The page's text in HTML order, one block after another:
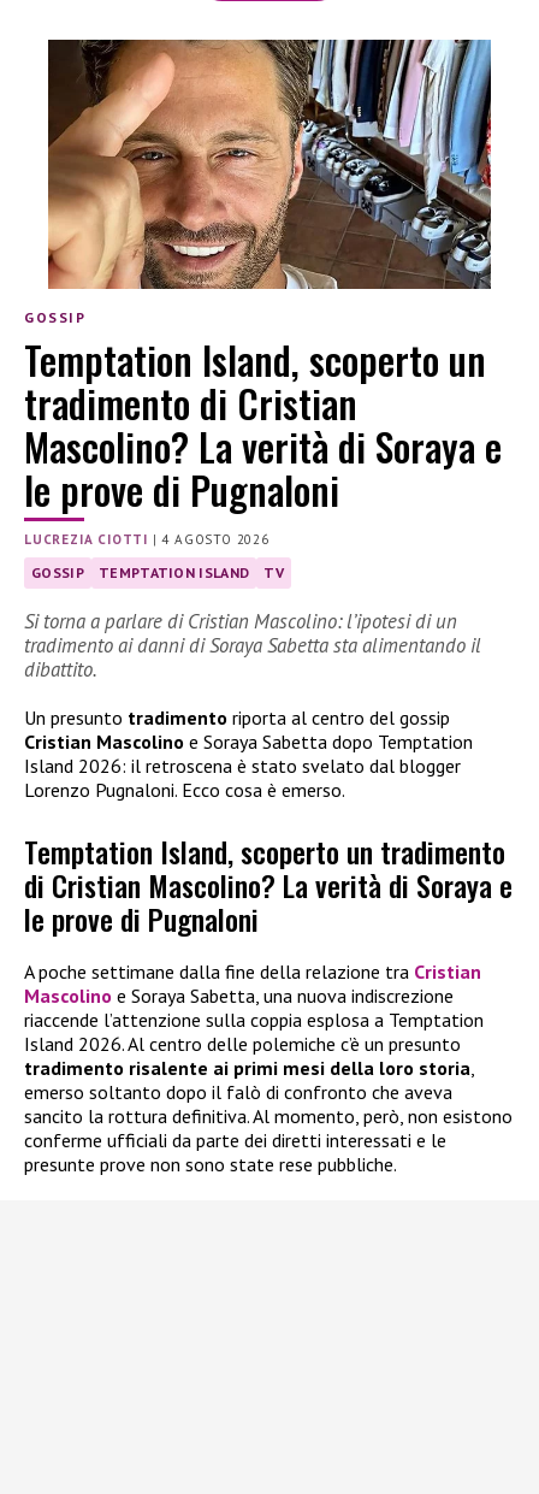
GOSSIP
Temptation Island, scoperto un
tradimento di Cristian
Mascolino? La verità di Soraya e
le prove di Pugnaloni
LUCREZIA CIOTTI |4 AGOSTO 2026
GOSSIP TEMPTATION ISLAND TV
Si torna a parlare di Cristian Mascolino: l’ipotesi di un
tradimento ai danni di Soraya Sabetta sta alimentando il
dibattito.
Un presunto tradimento riporta al centro del gossip
Cristian Mascolino e Soraya Sabetta dopo Temptation
Island 2026: il retroscena è stato svelato dal blogger
Lorenzo Pugnaloni. Ecco cosa è emerso.
Temptation Island, scoperto un tradimento
di Cristian Mascolino? La verità di Soraya e
le prove di Pugnaloni
A poche settimane dalla fine della relazione tra Cristian
Mascolino e Soraya Sabetta, una nuova indiscrezione
riaccende l’attenzione sulla coppia esplosa a Temptation
Island 2026. Al centro delle polemiche c’è un presunto
tradimento risalente ai primi mesi della loro storia
emerso soltanto dopo il falò di confronto che aveva
sancito la rottura definitiva. Al momento, però, non esistono
conferme ufficiali da parte dei diretti interessati e le
presunte prove non sono state rese pubbliche.